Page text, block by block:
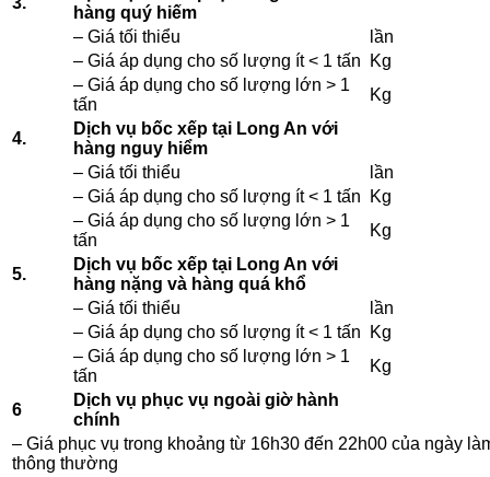
hàng quý hiếm
– Giá tối thiểu
lần
– Giá áp dụng cho số lượng ít < 1 tấn
Kg
– Giá áp dụng cho số lượng lớn > 1
tấn
Kg
4.
Dịch vụ bốc xếp tại Long An với
hàng nguy hiểm
– Giá tối thiểu
lần
– Giá áp dụng cho số lượng ít < 1 tấn
Kg
– Giá áp dụng cho số lượng lớn > 1
tấn
Kg
5.
Dịch vụ bốc xếp tại Long An với
hàng nặng và hàng quá khổ
– Giá tối thiểu
lần
– Giá áp dụng cho số lượng ít < 1 tấn
Kg
– Giá áp dụng cho số lượng lớn > 1
tấn
Kg
6
Dịch vụ phục vụ ngoài giờ hành
chính
– Giá phục vụ trong khoảng từ 16h30 đến 22h00 của ngày
thông thường